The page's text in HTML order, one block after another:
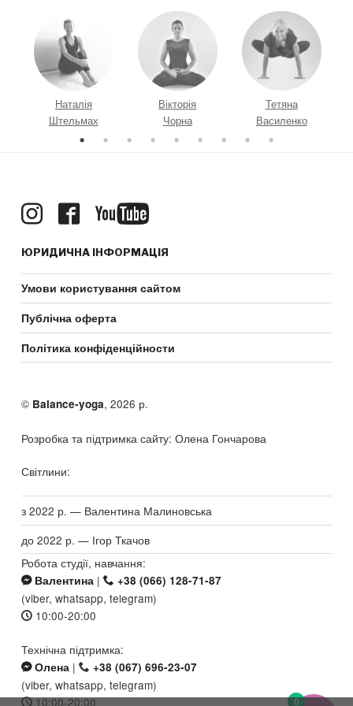
Наталія
Штельмах
Вікторія
Чорна
Тетяна
Василенко
ЮРИДИЧНА ІНФОРМАЦІЯ
Умови користування сайтом
Публічна оферта
Політика конфіденційности
© Balance-yoga, 2026 р.
Розробка та підтримка сайту: Олена Гончарова
Світлини:
з 2022 р. — Валентина Малиновська
до 2022 р. — Ігор Ткачов
Робота студії, навчання:
Валентина | +38 (066) 128-71-87
(viber, whatsapp, telegram)
10:00-20:00
Технічна підтримка:
Олена | +38 (067) 696-23-07
(viber, whatsapp, telegram)
10:00-20:00
0